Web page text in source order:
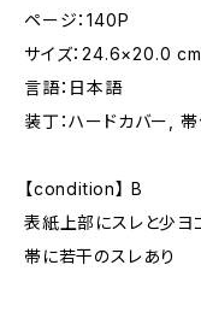
ページ：140P
サイズ：24.6×20.0 cm
言語：日本語
装丁：ハードカバー, 帯
【condition】 B
表紙上部にスレと少ヨ
帯に若干のスレあり